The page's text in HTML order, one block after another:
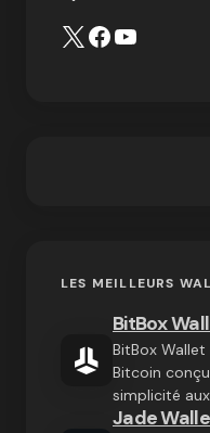
LES MEILLEURS
BitBox
BitBox
Bitcoin
simplicité
Jade